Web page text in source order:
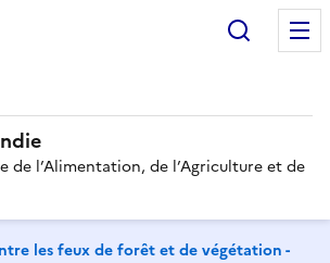
de l’Alimentation, de l’Agriculture et de
les feux de forêt et de végétation -